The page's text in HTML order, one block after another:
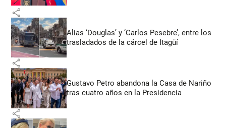
share
Alias ‘Douglas’ y ‘Carlos Pesebre’, entre los
trasladados de la cárcel de Itagüí
share
Gustavo Petro abandona la Casa de Nariño
tras cuatro años en la Presidencia
share